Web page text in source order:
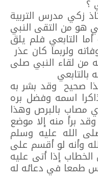
؟
زكي مدرس التربية
هو من التقى النبي
التابعي فلم يلق
ولربما كان عذر
من لقاء النبي صلى
صحيح وقد بشر به
اسمه وفضل بره
مصاب بالبرص وهذا
برأ منه إلا موضع
الله عليه وسلم
وأنه لو أقسم على
إذا أتى عليه
طمعا في دعائه له